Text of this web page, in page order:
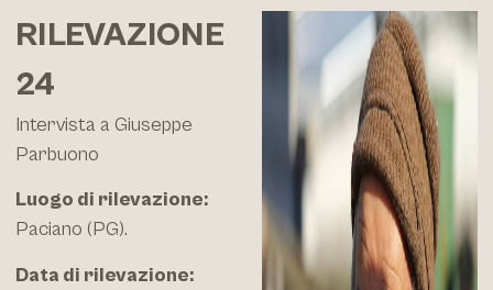
RILEVAZIONE
24
Intervista a Giuseppe
Parbuono
Luogo di rilevazione:
Paciano (PG).
Data di rilevazione: